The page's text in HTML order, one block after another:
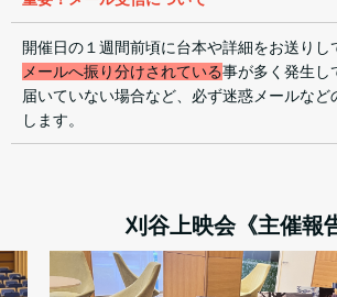
開催日の１週間前頃に台本や詳細をお送りし
メールへ振り分けされている事が多く発生し
届いていない場合など、必ず迷惑メールなど
します。
刈谷上映会《主催報